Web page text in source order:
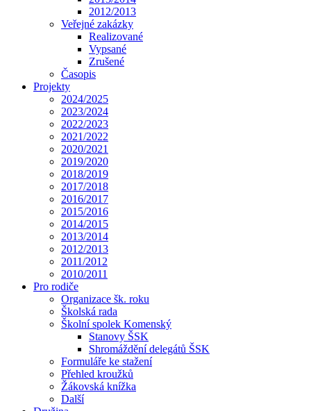
2012/2013
Veřejné zakázky
Realizované
Vypsané
Zrušené
Časopis
Projekty
2024/2025
2023/2024
2022/2023
2021/2022
2020/2021
2019/2020
2018/2019
2017/2018
2016/2017
2015/2016
2014/2015
2013/2014
2012/2013
2011/2012
2010/2011
Pro rodiče
Organizace šk. roku
Školská rada
Školní spolek Komenský
Stanovy ŠSK
Shromáždění delegátů ŠSK
Formuláře ke stažení
Přehled kroužků
Žákovská knížka
Další